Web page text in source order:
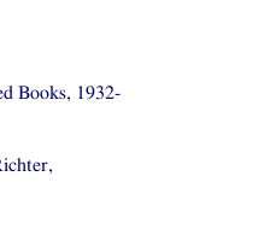
Books, 1932-